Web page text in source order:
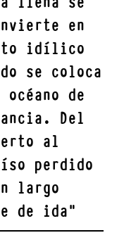
en
idílico
se coloca
océano de
Del
al
perdido
largo
de ida"